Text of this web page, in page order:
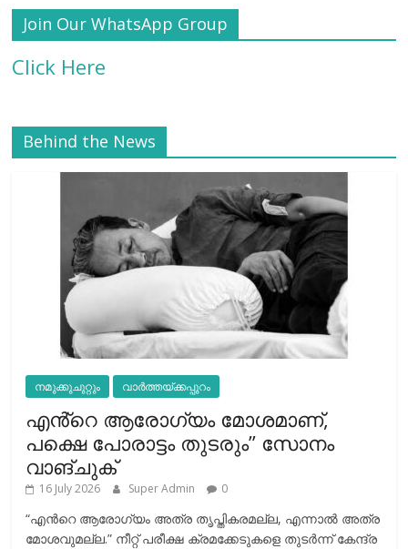
Join Our WhatsApp Group
Click Here
Behind the News
നമുക്കുചുറ്റും വാർത്തയ്ക്കപ്പുറം
എൻ്റെ ആരോഗ്യം മോശമാണ്,
പക്ഷെ പോരാട്ടം തുടരും” സോനം
വാങ്ചുക്
16 July 2026 Super Admin 0
“എന്‍റെ ആരോഗ്യം അത്ര തൃപ്തികരമല്ല, എന്നാൽ അത്ര
മോശവുമല്ല.” നീറ്റ് പരീക്ഷ ക്രമക്കേടുകളെ തുടർന്ന് കേന്ദ്ര